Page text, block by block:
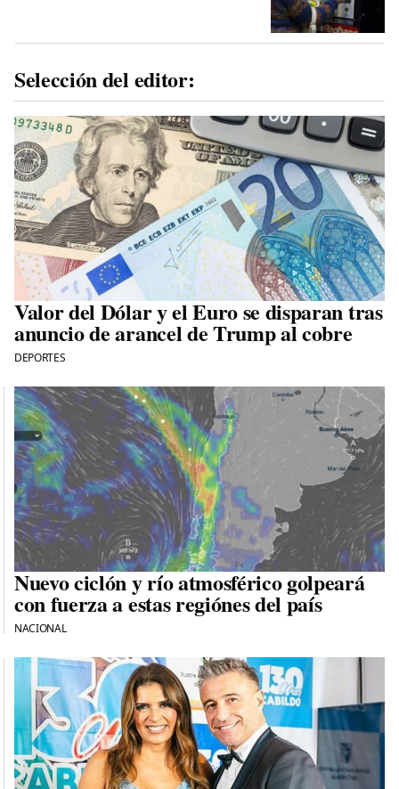
Selección del editor:
Valor del Dólar y el Euro se disparan tras
anuncio de arancel de Trump al cobre
DEPORTES
Nuevo ciclón y río atmosférico golpeará
con fuerza a estas regiónes del país
NACIONAL